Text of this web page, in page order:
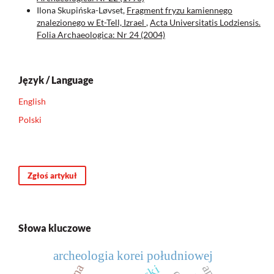
Ilona Skupińska-Løvset, Fragment fryzu kamiennego
znalezionego w Et-Tell, Izrael ,Acta Universitatis Lodziensis.
Folia Archaeologica: Nr 24 (2004)
Język / Language
English
Polski
Zgłoś artykuł
Słowa kluczowe
archeologia korei południowej